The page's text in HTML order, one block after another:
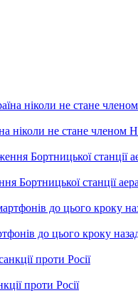
ніколи не стане членом
Бортницької станції
до цього кроку
проти Росії